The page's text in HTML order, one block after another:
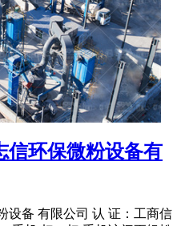
信环保微粉设备有
设备 有限公司 认 证：工商信